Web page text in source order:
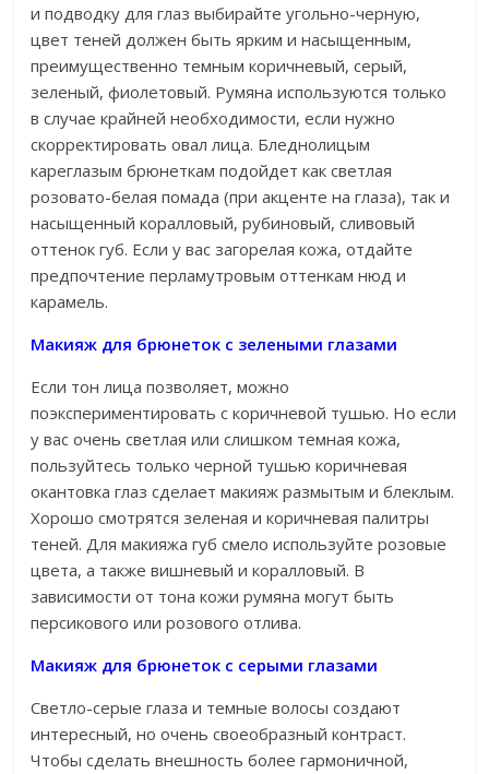
и подводку для глаз выбирайте угольно-черную,
цвет теней должен быть ярким и насыщенным,
преимущественно темным коричневый, серый,
зеленый, фиолетовый. Румяна используются только
в случае крайней необходимости, если нужно
скорректировать овал лица. Бледнолицым
кареглазым брюнеткам подойдет как светлая
розовато-белая помада (при акценте на глаза), так и
насыщенный коралловый, рубиновый, сливовый
оттенок губ. Если у вас загорелая кожа, отдайте
предпочтение перламутровым оттенкам нюд и
карамель.
Макияж для брюнеток с зелеными глазами
Если тон лица позволяет, можно
поэкспериментировать с коричневой тушью. Но если
у вас очень светлая или слишком темная кожа,
пользуйтесь только черной тушью коричневая
окантовка глаз сделает макияж размытым и блеклым.
Хорошо смотрятся зеленая и коричневая палитры
теней. Для макияжа губ смело используйте розовые
цвета, а также вишневый и коралловый. В
зависимости от тона кожи румяна могут быть
персикового или розового отлива.
Макияж для брюнеток с серыми глазами
Светло-серые глаза и темные волосы создают
интересный, но очень своеобразный контраст.
Чтобы сделать внешность более гармоничной,